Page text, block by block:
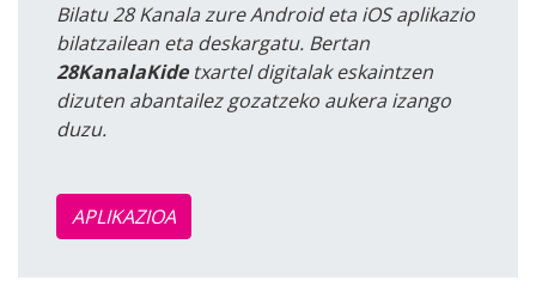
Bilatu 28 Kanala zure Android eta iOS aplikazio
bilatzailean eta deskargatu. Bertan
28KanalaKidetxartel digitalak eskaintzen
dizuten abantailez gozatzeko aukera izango
duzu.
APLIKAZIOA